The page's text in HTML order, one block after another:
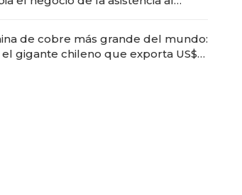
de cobre más grande del mundo:
el gigante chileno que exporta US$